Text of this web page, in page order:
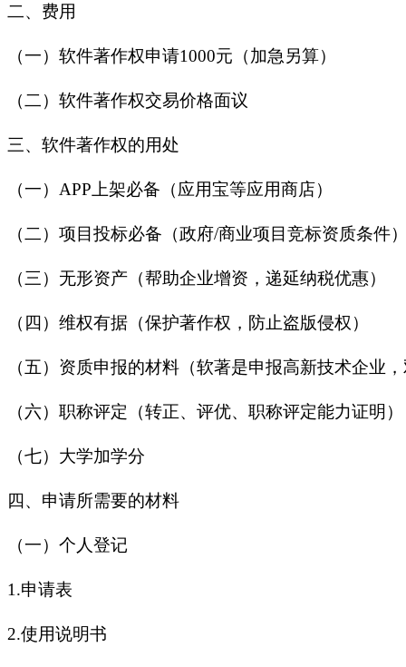
二、费用
（一）软件著作权申请1000元（加急另算）
（二）软件著作权交易价格面议
三、软件著作权的用处
（一）APP上架必备（应用宝等应用商店）
（二）项目投标必备（政府/商业项目竞标资质条件
（三）无形资产（帮助企业增资，递延纳税优惠）
（四）维权有据（保护著作权，防止盗版侵权）
（五）资质申报的材料（软著是申报高新技术企业
（六）职称评定（转正、评优、职称评定能力证明）
（七）大学加学分
四、申请所需要的材料
（一）个人登记
1.申请表
2.使用说明书